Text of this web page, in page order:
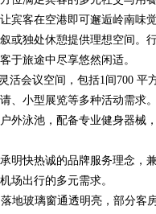
宾客在空港即可邂逅岭南味
或独处休憩提供理想空间
于旅途中尽享悠然闲适。
活会议空间，包括1间700
、小型展览等多种活动需求
外泳池，配备专业健身器械
承明快热诚的品牌服务理念，
场出行的多元需求。
地玻璃窗通透明亮，部分